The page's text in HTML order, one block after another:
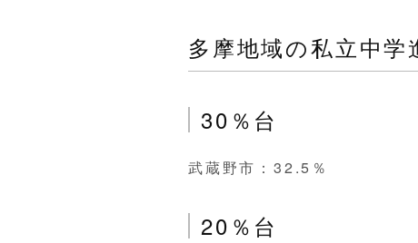
多摩地域の私立中
30％台
武蔵野市：32.5％
20％台